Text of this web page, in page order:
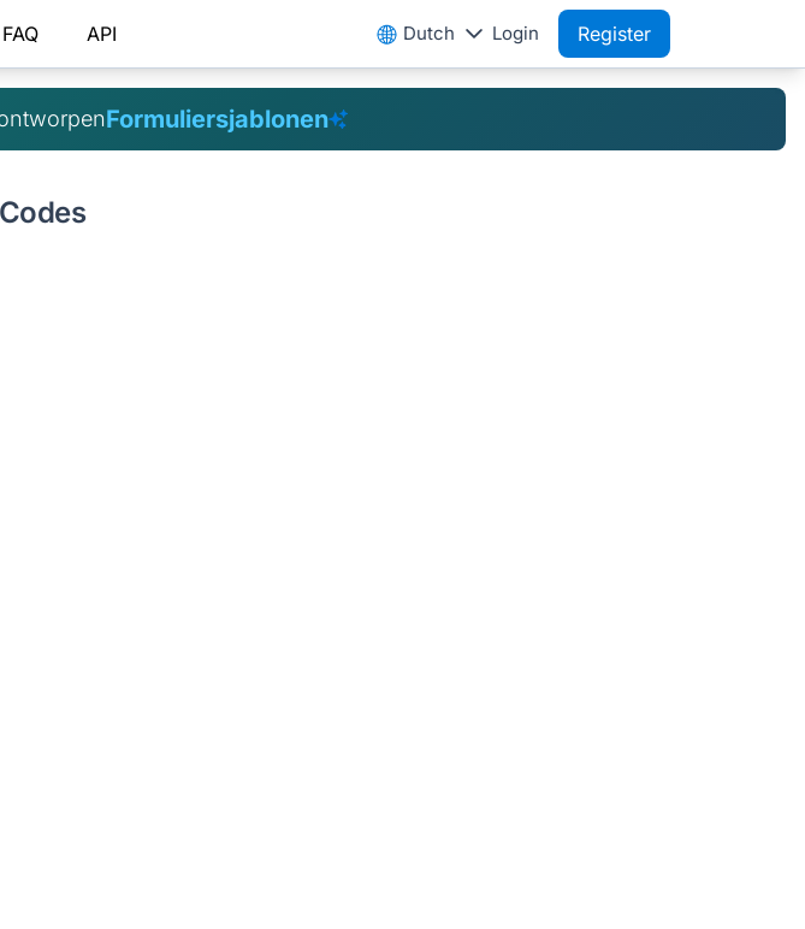
FAQ API Dutch Login Register
Formuliersjablonen